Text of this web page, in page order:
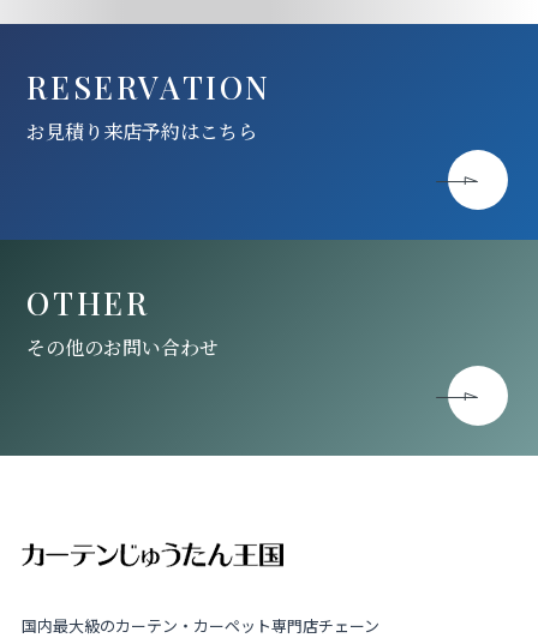
RESERVATION
お見積り来店予約はこちら
OTHER
その他のお問い合わせ
国内最大級のカーテン・カーペット専門店チェーン